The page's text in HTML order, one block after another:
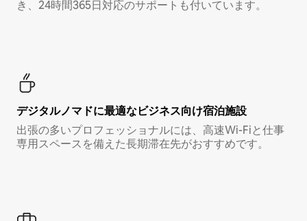
き、24時間365日対応のサポートも付いています。
デジタルノマド⁠に最⁠適⁠なビ⁠ジ⁠ネ⁠ス⁠向⁠け宿⁠泊⁠施⁠設
出張の多いプロフェッショナルには、高速Wi-Fiと仕事
専用スペースを備えた長期滞在先がおすすめです。